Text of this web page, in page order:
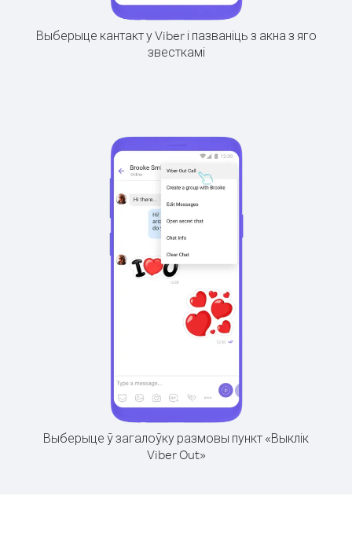
Выберыце кантакт у Viber і пазваніць з акна з яго
звесткамі
Выберыце ў загалоўку размовы пункт «Выклік
Viber Out»